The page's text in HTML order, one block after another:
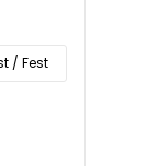
/ Fest